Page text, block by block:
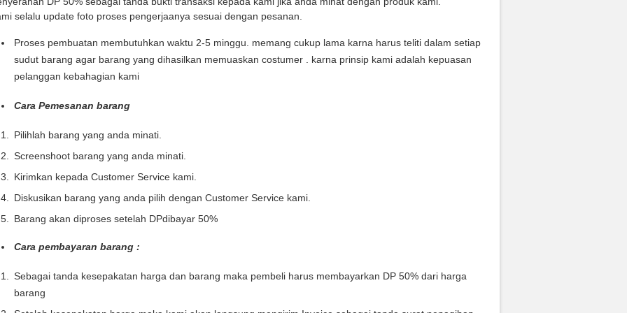
selalu update foto proses pengerjaanya sesuai dengan pesanan.
Proses pembuatan membutuhkan waktu 2-5 minggu. memang cukup lama karna harus teliti dalam setiap
sudut barang agar barang yang dihasilkan memuaskan costumer . karna prinsip kami adalah kepuasan
pelanggan kebahagian kami
Cara Pemesanan barang
Pilihlah barang yang anda minati.
Screenshoot barang yang anda minati.
Kirimkan kepada Customer Service kami.
Diskusikan barang yang anda pilih dengan Customer Service kami.
Barang akan diproses setelah DPdibayar 50%
Cara pembayaran barang :
Sebagai tanda kesepakatan harga dan barang maka pembeli harus membayarkan DP 50% dari harga
barang